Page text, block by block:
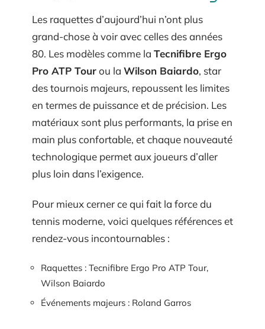
Les raquettes d’aujourd’hui n’ont plus
grand-chose à voir avec celles des années
80. Les modèles comme la Tecnifibre Ergo
Pro ATP Tourou la Wilson Baiardo, star
des tournois majeurs, repoussent les limites
en termes de puissance et de précision. Les
matériaux sont plus performants, la prise en
main plus confortable, et chaque nouveauté
technologique permet aux joueurs d’aller
plus loin dans l’exigence.
Pour mieux cerner ce qui fait la force du
tennis moderne, voici quelques références et
rendez-vous incontournables :
Raquettes : Tecnifibre Ergo Pro ATP Tour,
Wilson Baiardo
Événements majeurs : Roland Garros